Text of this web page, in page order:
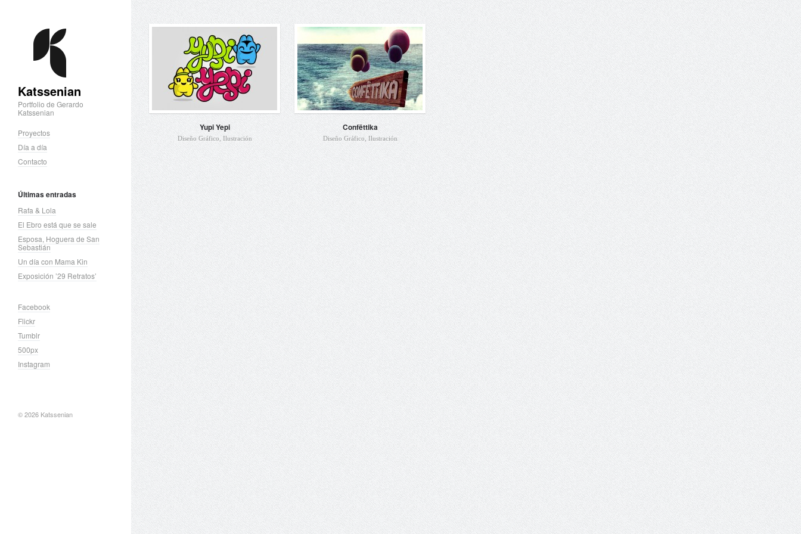
Katssenian
Portfolio de Gerardo
Katssenian
Proyectos
Día a día
Contacto
Últimas entradas
Rafa & Lola
El Ebro está que se sale
Esposa, Hoguera de San
Sebastián
Un día con Mama Kin
Exposición ’29 Retratos’
Facebook
Flickr
Tumblr
500px
Instagram
© 2026 Katssenian
Yupi Yepi
Diseño Gráfico Ilustración
Confëttika
Diseño Gráfico Ilustración